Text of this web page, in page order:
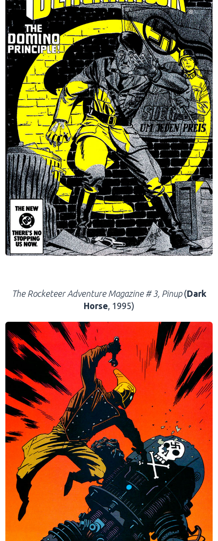
The Rocketeer Adventure Magazine # 3, Pinup(Dark
Horse, 1995)